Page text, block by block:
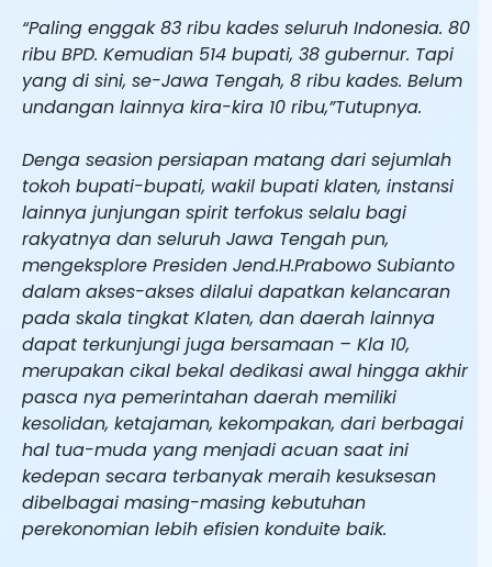
“Paling enggak 83 ribu kades seluruh Indonesia. 80
ribu BPD. Kemudian 514 bupati, 38 gubernur. Tapi
yang di sini, se-Jawa Tengah, 8 ribu kades. Belum
undangan lainnya kira-kira 10 ribu,”Tutupnya.
Denga seasion persiapan matang dari sejumlah
tokoh bupati-bupati, wakil bupati klaten, instansi
lainnya junjungan spirit terfokus selalu bagi
rakyatnya dan seluruh Jawa Tengah pun,
mengeksplore Presiden Jend.H.Prabowo Subianto
dalam akses-akses dilalui dapatkan kelancaran
pada skala tingkat Klaten, dan daerah lainnya
dapat terkunjungi juga bersamaan – Kla 10,
merupakan cikal bekal dedikasi awal hingga akhir
pasca nya pemerintahan daerah memiliki
kesolidan, ketajaman, kekompakan, dari berbagai
hal tua-muda yang menjadi acuan saat ini
kedepan secara terbanyak meraih kesuksesan
dibelbagai masing-masing kebutuhan
perekonomian lebih efisien konduite baik.